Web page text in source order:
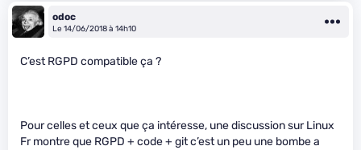
odoc
Le 14/06/2018 à 14h10
C’est RGPD compatible ça ?
Pour celles et ceux que ça intéresse, une discussion sur Linux
Fr montre que RGPD + code + git c’est un peu une bombe a